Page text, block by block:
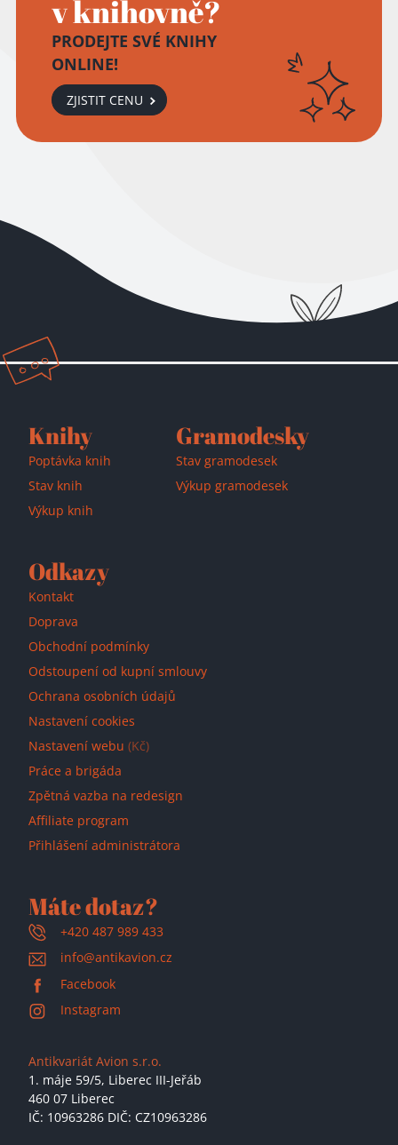
v knihovně?
PRODEJTE SVÉ KNIHY
ONLINE!
ZJISTIT CENU
Přidáno do košíku!
Knihy
Poptávka knih
Stav knih
Výkup knih
Gramodesky
Stav gramodesek
Výkup gramodesek
Odkazy
Kontakt
Doprava
Obchodní podmínky
Odstoupení od kupní smlouvy
Ochrana osobních údajů
Nastavení cookies
Nastavení webu (Kč)
Práce a brigáda
Zpětná vazba na redesign
Affiliate program
Přihlášení administrátora
Máte dotaz?
+420 487 989 433
info@antikavion.cz
Facebook
Instagram
Antikvariát Avion s.r.o.
1. máje 59/5, Liberec III-Jeřáb
460 07 Liberec
IČ: 10963286 DIČ: CZ10963286